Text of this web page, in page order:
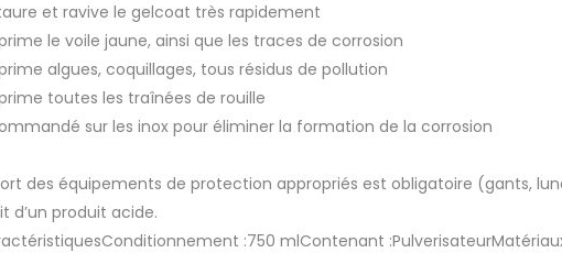
et ravive le gelcoat très rapidement
le voile jaune, ainsi que les traces de corrosion
algues, coquillages, tous résidus de pollution
toutes les traînées de rouille
sur les inox pour éliminer la formation de la corrosion
des équipements de protection appropriés est obligatoire (gants,
d’un produit acide.
:750 mlContenant